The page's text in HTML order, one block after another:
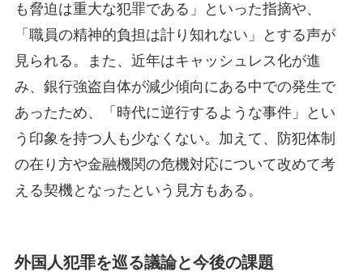
も脅迫は重大な犯罪である」といった指摘や、
「職員の精神的負担は計り知れない」とする声が
見られる。また、近年はキャッシュレス化が進
み、銀行強盗自体が減少傾向にある中での発生で
あったため、「時代に逆行するような事件」とい
う印象を持つ人も少なくない。加えて、防犯体制
の在り方や金融機関の危機対応について改めて考
える契機となったという見方もある。
外国人犯罪を巡る議論と今後の課題